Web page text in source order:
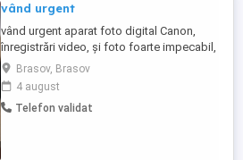
vând urgent
vând urgent aparat foto digital Canon,
înregistrări video, și foto foarte impecabil,
mai multe detalii în privat. rog seriozitate.
Brasov, Brasov
4 august
Telefon validat